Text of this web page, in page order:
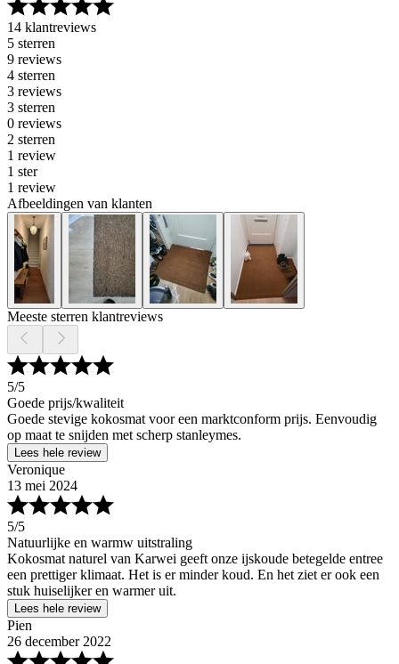
14 klantreviews
5 sterren
9 reviews
4 sterren
3 reviews
3 sterren
0 reviews
2 sterren
1 review
1 ster
1 review
Afbeeldingen van klanten
Meeste sterren klantreviews
5/5
Goede prijs/kwaliteit
Goede stevige kokosmat voor een marktconform prijs. Eenvoudig
op maat te snijden met scherp stanleymes.
Lees hele review
Veronique
13 mei 2024
5/5
Natuurlijke en warmw uitstraling
Kokosmat naturel van Karwei geeft onze ijskoude betegelde entree
een prettiger klimaat. Het is er minder koud. En het ziet er ook een
stuk huiselijker en warmer uit.
Lees hele review
Pien
26 december 2022